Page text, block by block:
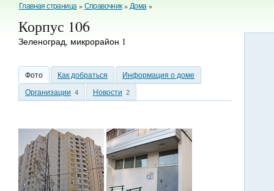
Главная страница »Справочник » Дома »
Корпус 106
Зеленоград, микрорайон 1
Фото Как добраться
Информация о доме
Организации 4 Новости 2